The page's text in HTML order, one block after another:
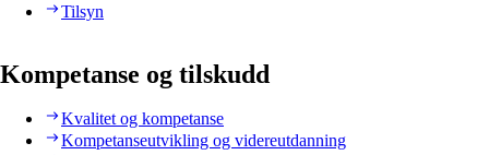
Tilsyn
Kompetanse og tilskudd
Kvalitet og kompetanse
Kompetanseutvikling og videreutdanning